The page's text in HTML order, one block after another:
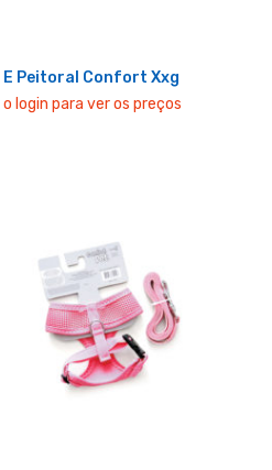
E Peitoral Confort Xxg
o login para ver os preços